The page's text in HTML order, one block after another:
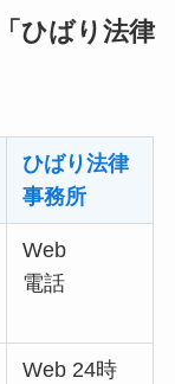
ひばり法律
ひばり法律
事務所
Web
電話
Web 24時